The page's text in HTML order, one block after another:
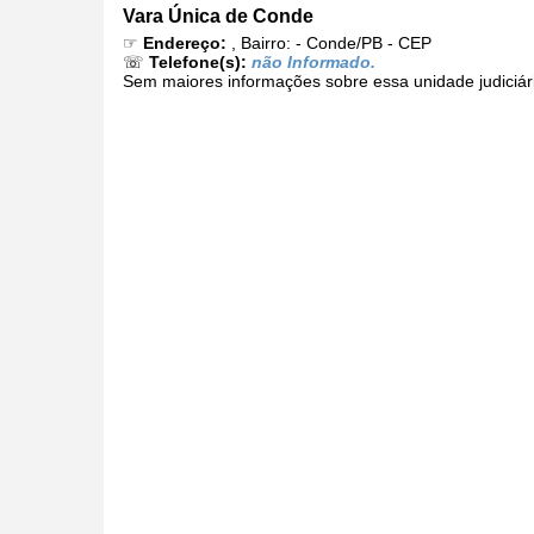
Vara Única de Conde
☞ Endereço: , Bairro: - Conde/PB - CEP
☏ Telefone(s): não Informado.
Sem maiores informações sobre essa unidade